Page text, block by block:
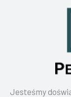
Jesteśmy